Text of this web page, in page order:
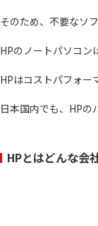
そのため、不要なソ
HPのノートパソコン
HPはコストパフォー
日本国内でも、HP
HPとはどんな会